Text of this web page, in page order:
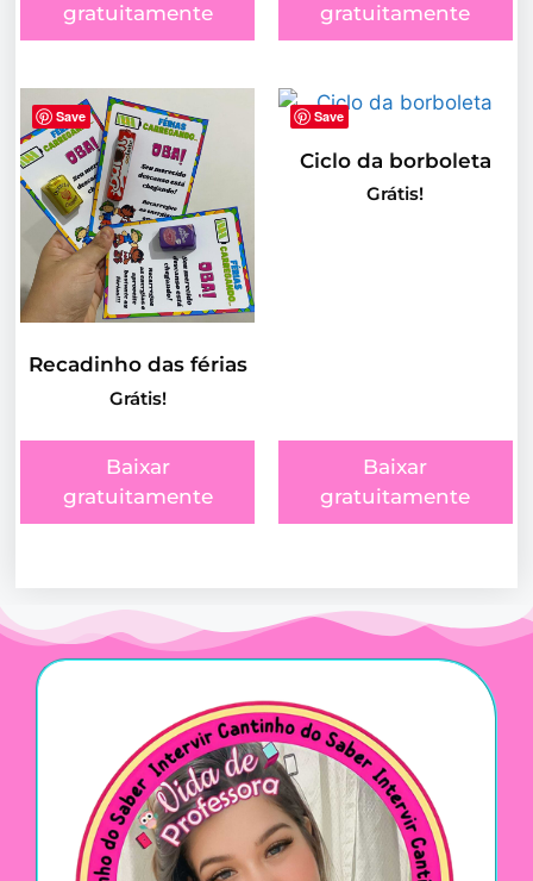
gratuitamente
gratuitamente
Save
Recadinho das férias
Grátis!
Baixar
gratuitamente
Save
Ciclo da borboleta
Grátis!
Baixar
gratuitamente